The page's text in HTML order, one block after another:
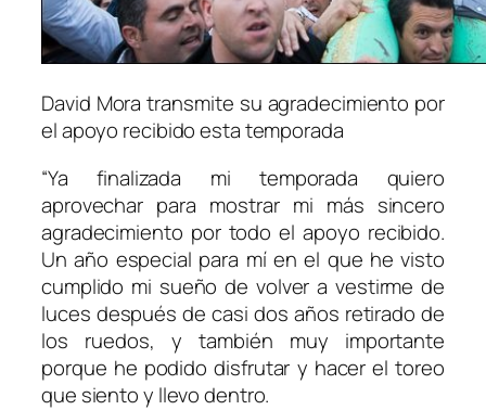
David Mora transmite su agradecimiento por
el apoyo recibido esta temporada
“Ya finalizada mi temporada quiero
aprovechar para mostrar mi más sincero
agradecimiento por todo el apoyo recibido.
Un año especial para mí en el que he visto
cumplido mi sueño de volver a vestirme de
luces después de casi dos años retirado de
los ruedos, y también muy importante
porque he podido disfrutar y hacer el toreo
que siento y llevo dentro.